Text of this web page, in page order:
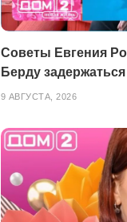
Советы Евгения
Берду
9 АВГУСТА, 2026